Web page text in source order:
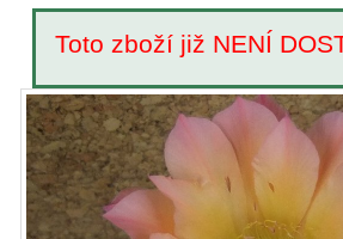
Toto zboží již NENÍ